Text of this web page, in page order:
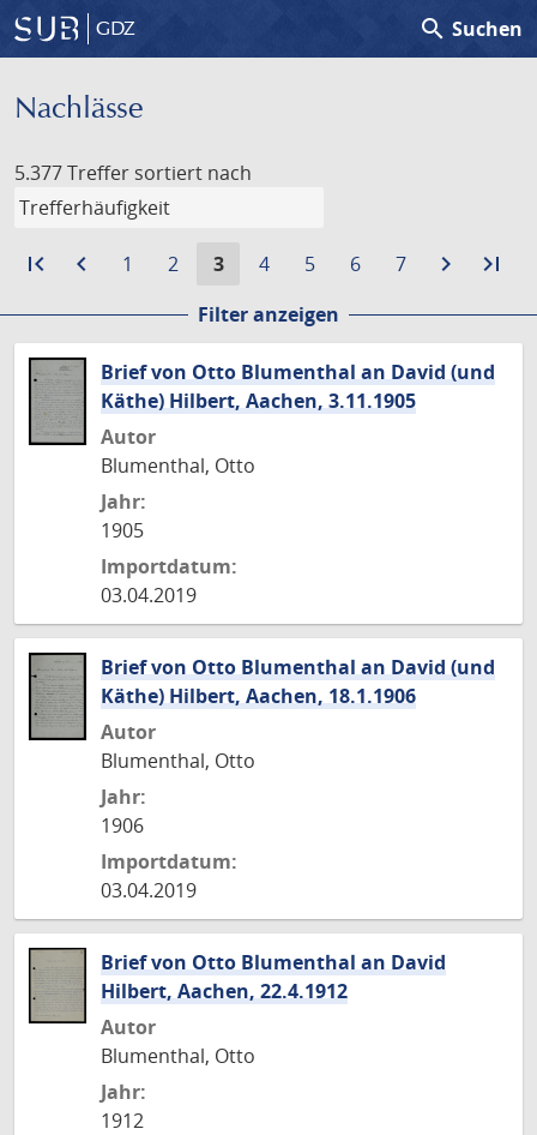
GDZ search Suchen
Nachlässe
5.377 Treffer sortiert nach
first_page
Zur
Seite
navigate_before
Zur
Seite
Gehe
Seite
1
Gehe
Seite
2
Aktuelle
3
Gehe
Seite
4
Gehe
Seite
5
Gehe
Seite
6
Gehe
Seite
7 navigate_next
Zur
Seite
last_page
Filter anzeigen
Brief von Otto Blumenthal an David (und
Käthe) Hilbert, Aachen, 3.11.1905
Autor
Blumenthal, Otto
Jahr:
1905
Importdatum:
03.04.2019
Brief von Otto Blumenthal an David (und
Käthe) Hilbert, Aachen, 18.1.1906
Autor
Blumenthal, Otto
Jahr:
1906
Importdatum:
03.04.2019
Brief von Otto Blumenthal an David
Hilbert, Aachen, 22.4.1912
Autor
Blumenthal, Otto
Jahr:
1912